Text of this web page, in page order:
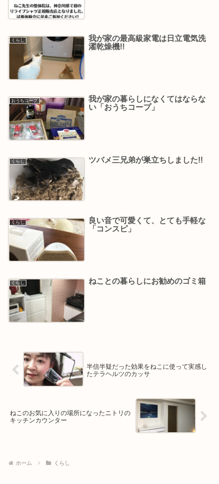
くらし
我が家の最高級家電は日立電気洗
濯乾燥機!!
おうちコープ
我が家の暮らしになくてはならな
い「おうちコープ」
くらし ツバメ三兄弟が巣立ちしました!!
くらし
良い音で可愛くて、とても手軽な
「コンスピ」
くらし ねことの暮らしにお勧めのゴミ箱
半信半疑だった効果をねこに使って実感し
たテラヘルツのカッサ
ねこのお気に入りの場所になったニトリの
キッチンカウンター
ホーム くらし